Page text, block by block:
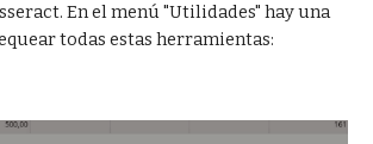
En el menú "Utilidades" hay una
todas estas herramientas: